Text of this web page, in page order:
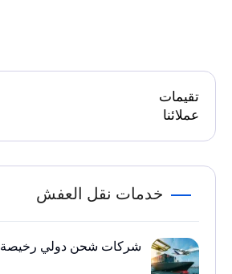
تقيمات
عملائنا
خدمات نقل العفش
شركات شحن دولي رخيصة